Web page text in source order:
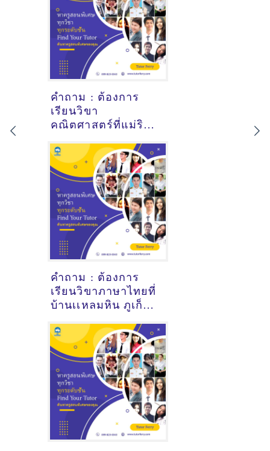
คำถาม : ต้องการ
เรียนวิขา
คณิตศาสตร์ที่แม่ริม
แนะนำครูสอนพิเศษ
ที่นี่
คำถาม : ต้องการ
เรียนวิขาภาษาไทยที่
บ้านเเหลมหิน ภูเก็ต -
พิเศษที่นี่